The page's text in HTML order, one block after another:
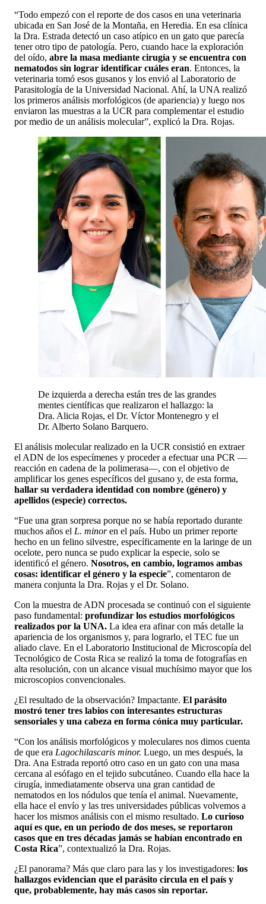
“Todo empezó con el reporte de dos casos en una veterinaria
ubicada en San José de la Montaña, en Heredia. En esa clínica
la Dra. Estrada detectó un caso atípico en un gato que parecía
tener otro tipo de patología. Pero, cuando hace la exploración
del oído, abre la masa mediante cirugía y se encuentra con
nematodos sin lograr identificar cuáles eran. Entonces, la
veterinaria tomó esos gusanos y los envió al Laboratorio de
Parasitología de la Universidad Nacional. Ahí, la UNA realizó
los primeros análisis morfológicos (de apariencia) y luego nos
enviaron las muestras a la UCR para complementar el estudio
por medio de un análisis molecular”, explicó la Dra. Rojas.
De izquierda a derecha están tres de las grandes
mentes científicas que realizaron el hallazgo: la
Dra. Alicia Rojas, el Dr. Víctor Montenegro y el
Dr. Alberto Solano Barquero.
El análisis molecular realizado en la UCR consistió en extraer
el ADN de los especímenes y proceder a efectuar una PCR —
reacción en cadena de la polimerasa—, con el objetivo de
amplificar los genes específicos del gusano y, de esta forma,
hallar su verdadera identidad con nombre (género) y
apellidos (especie) correctos.
“Fue una gran sorpresa porque no se había reportado durante
muchos años el L. minoren el país. Hubo un primer reporte
hecho en un felino silvestre, específicamente en la laringe de un
ocelote, pero nunca se pudo explicar la especie, solo se
identificó el género. Nosotros, en cambio, logramos ambas
cosas: identificar el género y la especie”, comentaron de
manera conjunta la Dra. Rojas y el Dr. Solano.
Con la muestra de ADN procesada se continuó con el siguiente
paso fundamental: profundizar los estudios morfológicos
realizados por la UNA. La idea era afinar con más detalle la
apariencia de los organismos y, para lograrlo, el TEC fue un
aliado clave. En el Laboratorio Institucional de Microscopía del
Tecnológico de Costa Rica se realizó la toma de fotografías en
alta resolución, con un alcance visual muchísimo mayor que los
microscopios convencionales.
¿El resultado de la observación? Impactante. El parásito
mostró tener tres labios con interesantes estructuras
sensoriales y una cabeza en forma cónica muy particular.
“Con los análisis morfológicos y moleculares nos dimos cuenta
de que era Lagochilascaris minor. Luego, un mes después, la
Dra. Ana Estrada reportó otro caso en un gato con una masa
cercana al esófago en el tejido subcutáneo. Cuando ella hace la
cirugía, inmediatamente observa una gran cantidad de
nematodos en los nódulos que tenía el animal. Nuevamente,
ella hace el envío y las tres universidades públicas volvemos a
hacer los mismos análisis con el mismo resultado. Lo curioso
aquí es que, en un periodo de dos meses, se reportaron
casos que en tres décadas jamás se habían encontrado en
Costa Rica”, contextualizó la Dra. Rojas.
¿El panorama? Más que claro para las y los investigadores: los
hallazgos evidencian que el parásito circula en el país y
que, probablemente, hay más casos sin reportar.